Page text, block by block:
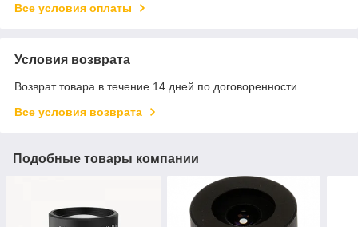
Все условия оплаты
Условия возврата
Возврат товара в течение 14 дней по договоренности
Все условия возврата
Подобные товары компании